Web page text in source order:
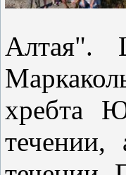
Алтая".
хребта